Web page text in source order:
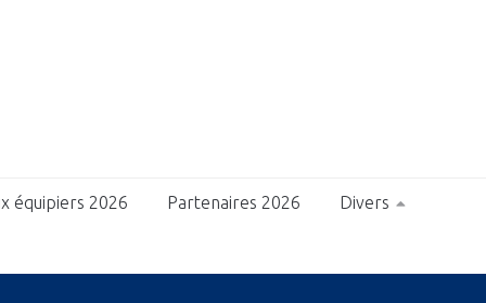
équipiers 2026 Partenaires 2026 Divers